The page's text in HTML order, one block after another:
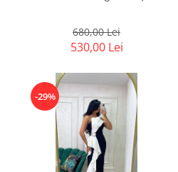
680,00 Lei
530,00 Lei
-29%